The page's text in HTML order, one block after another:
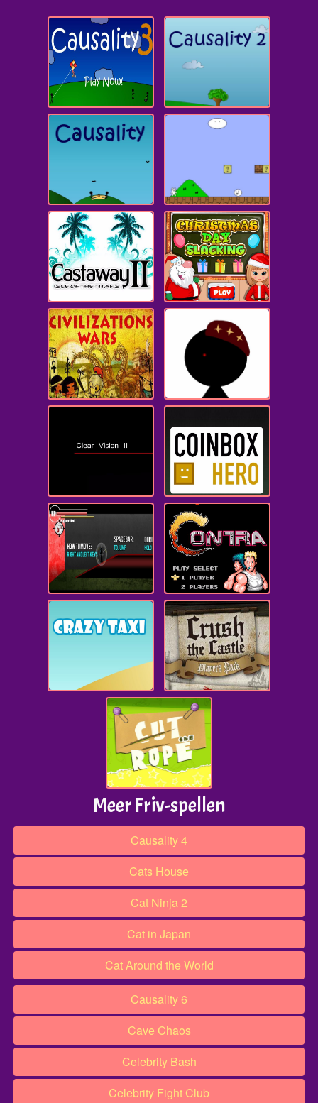
Meer Friv-spellen
Causality 4
Cats House​​
Cat Ninja 2
Cat in Japan
Cat Around the World
Causality 6
Cave Chaos
Celebrity Bash
Celebrity Fight Club